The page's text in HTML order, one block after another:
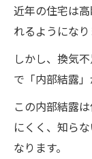
近年の住宅は
れるようになり
しかし、換気
で「内部結露
この内部結露
にくく、知ら
なります。